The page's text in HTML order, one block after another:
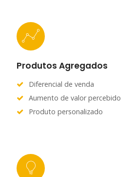
Produtos Agregados
Diferencial de venda
Aumento de valor percebido
Produto personalizado